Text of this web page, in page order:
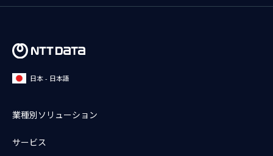
日本 - 日本語
業種別ソリューション
サービス